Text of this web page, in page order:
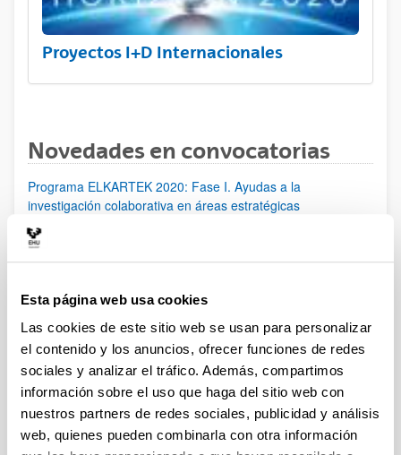
Esta página web usa cookies
Las cookies de este sitio web se usan para personalizar
el contenido y los anuncios, ofrecer funciones de redes
sociales y analizar el tráfico. Además, compartimos
información sobre el uso que haga del sitio web con
nuestros partners de redes sociales, publicidad y análisis
web, quienes pueden combinarla con otra información
Proyectos I+D Internacionales
Novedades en convocatorias
Programa ELKARTEK 2020: Fase I. Ayudas a la
investigación colaborativa en áreas estratégicas
Proyectos de investigación en Salud (ISCIII) 2020
febrero de 2020 (15:00), ambos inclusive.
[IKERMUGIKORTASUNA] Programa de movilidad del
personal investigador doctor del Gobierno Vasco 2020
Ayudas para la realización de proyectos de investigación
básica y/o aplicada (PIBA) y ayudas a la investigación e
innovación tecnológica (PUE) 2020
Ayudas postdoctorales Juan de la Cierva 2019: Modalidad